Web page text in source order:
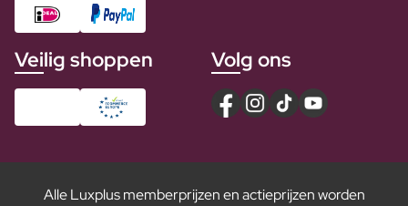
Veilig shoppen Volg ons
Alle Luxplus memberprijzen en actieprijzen worden